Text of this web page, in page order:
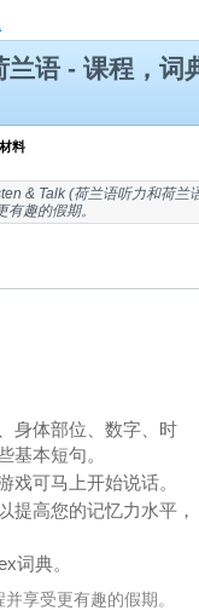
兰语 - 课程，词
料
& Talk (荷兰语听力和荷兰
趣的假期。
身体部位、数字、时
基本短句。
戏可马上开始说话。
提高您的记忆力水平，
词典。
享受更有趣的假期。